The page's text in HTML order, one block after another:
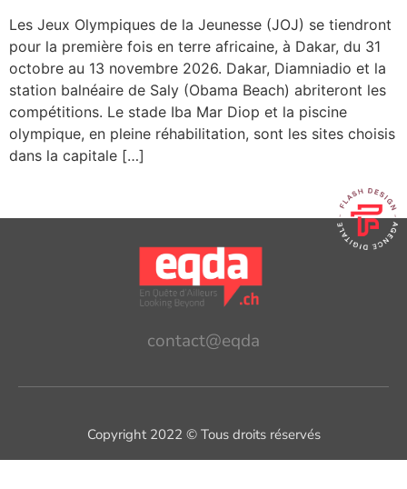
Les Jeux Olympiques de la Jeunesse (JOJ) se tiendront
pour la première fois en terre africaine, à Dakar, du 31
octobre au 13 novembre 2026. Dakar, Diamniadio et la
station balnéaire de Saly (Obama Beach) abriteront les
compétitions. Le stade Iba Mar Diop et la piscine
olympique, en pleine réhabilitation, sont les sites choisis
dans la capitale […]
contact@eqda
Copyright 2022 © Tous droits réservés